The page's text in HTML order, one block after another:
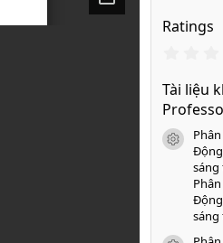
Ratings
Tài liệu
icon
Động
sáng
Động
sáng